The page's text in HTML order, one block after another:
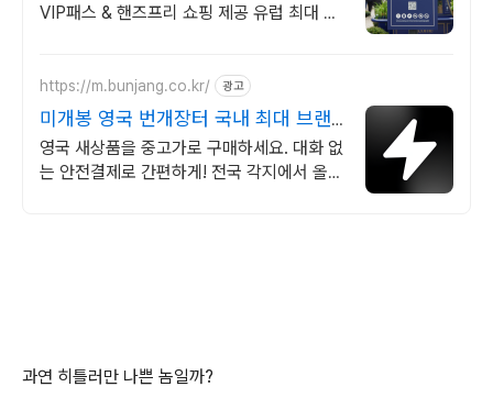
VIP패스 & 핸즈프리 쇼핑 제공 유럽 최대 명
https://m.bunjang.co.kr/ 광고
미개봉 영국 번개장터 국내 최대 브랜
드 중고거래
영국 새상품을 중고가로 구매하세요. 대화 없
는 안전결제로 간편하게! 전국 각지에서 올라
과연 히틀러만 나쁜 놈일까?